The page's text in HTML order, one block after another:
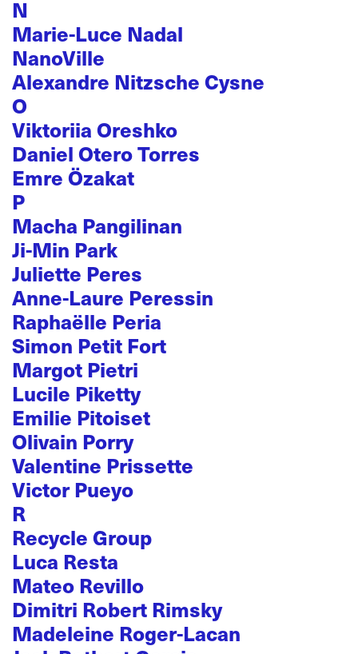
N
Marie-Luce Nadal
NanoVille
Alexandre Nitzsche Cysne
O
Viktoriia Oreshko
Daniel Otero Torres
Emre Özakat
P
Macha Pangilinan
Ji-Min Park
Juliette Peres
Anne-Laure Peressin
Raphaëlle Peria
Simon Petit Fort
Margot Pietri
Lucile Piketty
Emilie Pitoiset
Olivain Porry
Valentine Prissette
Victor Pueyo
R
Recycle Group
Luca Resta
Mateo Revillo
Dimitri Robert Rimsky
Madeleine Roger-Lacan